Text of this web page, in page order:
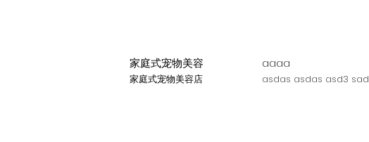
家庭式宠物美容
家庭式宠物美容店
aaaa
asdas asdas asd3 sad